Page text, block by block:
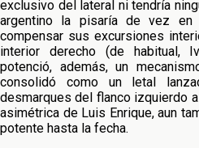
exclusivo del lateral ni tendría
argentino la pisaría de vez
compensar sus excursiones
interior derecho (de habitual,
potenció, además, un
consolidó como un letal
desmarques del flanco izquierdo
asimétrica de Luis Enrique, aun
potente hasta la fecha.